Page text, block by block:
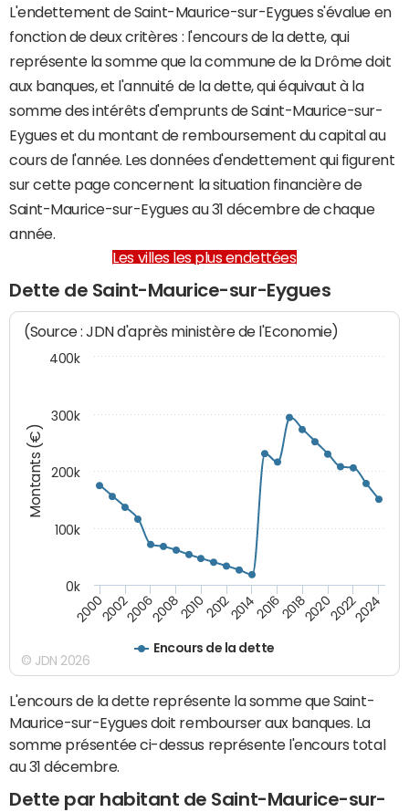
L'endettement de Saint-Maurice-sur-Eygues s'évalue en
fonction de deux critères : l'encours de la dette, qui
représente la somme que la commune de la Drôme doit
aux banques, et l'annuité de la dette, qui équivaut à la
somme des intérêts d'emprunts de Saint-Maurice-sur-
Eygues et du montant de remboursement du capital au
cours de l'année. Les données d'endettement qui figurent
sur cette page concernent la situation financière de
Saint-Maurice-sur-Eygues au 31 décembre de chaque
année.
Les villes les plus endettées
Dette de Saint-Maurice-sur-Eygues
Montants (€)
(Source : JDN d'après ministère de l'Economie)
Encours de la dette
200020022006200820102012201420162018202020222024
0k
100k
200k
300k
400k
© JDN 2026
L'encours de la dette représente la somme que Saint-
Maurice-sur-Eygues doit rembourser aux banques. La
somme présentée ci-dessus représente l'encours total
au 31 décembre.
Dette par habitant de Saint-Maurice-sur-